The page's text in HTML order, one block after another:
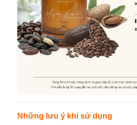
Những lưu ý khi sử dụng